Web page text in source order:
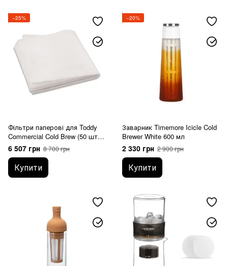
−25%
Фільтри паперові для Toddy
Commercial Cold Brew (50 шт)
TCMPF50
6 507 грн 8 700 грн
Купити
−20%
Заварник Timemore Icicle Cold
Brewer White 600 мл
2 330 грн 2 900 грн
Купити